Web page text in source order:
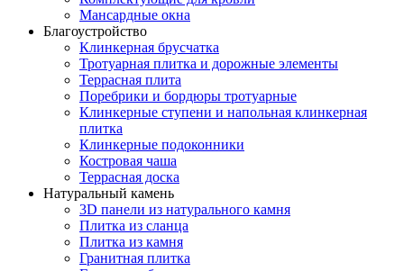
Мансардные окна
Благоустройство
Клинкерная брусчатка
Тротуарная плитка и дорожные элементы
Террасная плита
Поребрики и бордюры тротуарные
Клинкерные ступени и напольная клинкерная
плитка
Клинкерные подоконники
Костровая чаша
Террасная доска
Натуральный камень
3D панели из натурального камня
Плитка из сланца
Плитка из камня
Гранитная плитка